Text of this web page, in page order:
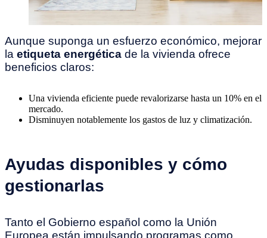
Aunque suponga un esfuerzo económico, mejorar
la etiqueta energética de la vivienda ofrece
beneficios claros:
Una vivienda eficiente puede revalorizarse hasta un 10% en el
mercado.
Disminuyen notablemente los gastos de luz y climatización.
Ayudas disponibles y cómo
gestionarlas
Tanto el Gobierno español como la Unión
Europea están impulsando programas como